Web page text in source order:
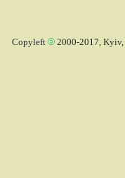
Copyleft 2000-2017, Kyiv,